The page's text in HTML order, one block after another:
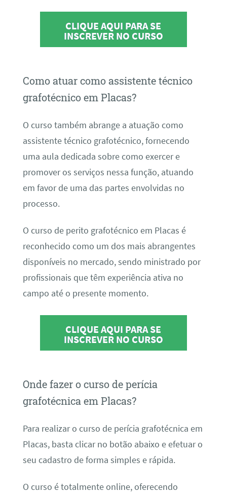
CLIQUE AQUI PARA SE
INSCREVER NO CURSO
Como atuar como assistente técnico
grafotécnico em Placas?
O curso também abrange a atuação como
assistente técnico grafotécnico, fornecendo
uma aula dedicada sobre como exercer e
promover os serviços nessa função, atuando
em favor de uma das partes envolvidas no
processo.
O curso de perito grafotécnico em Placas é
reconhecido como um dos mais abrangentes
disponíveis no mercado, sendo ministrado por
profissionais que têm experiência ativa no
campo até o presente momento.
CLIQUE AQUI PARA SE
INSCREVER NO CURSO
Onde fazer o curso de perícia
grafotécnica em Placas?
Para realizar o curso de perícia grafotécnica em
Placas, basta clicar no botão abaixo e efetuar o
seu cadastro de forma simples e rápida.
O curso é totalmente online, oferecendo